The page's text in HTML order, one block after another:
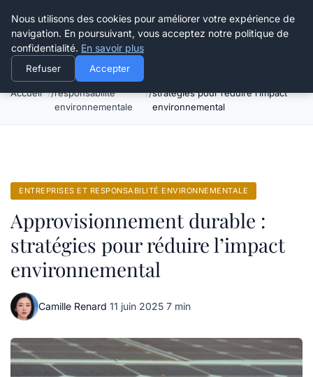
Happy Calyx Farmer
Accueil
Entreprises et
responsabilité
environnementale
stratégies pour réduire l’impact
environnemental
ENTREPRISES ET RESPONSABILITÉ ENVIRONNEMENTALE
Approvisionnement durable :
stratégies pour réduire l’impact
environnemental
Camille Renard·11 juin 2025·7 min
Nous utilisons des cookies pour améliorer votre expérience de
navigation. En poursuivant, vous acceptez notre politique de
confidentialité. En savoir plus
Refuser Accepter